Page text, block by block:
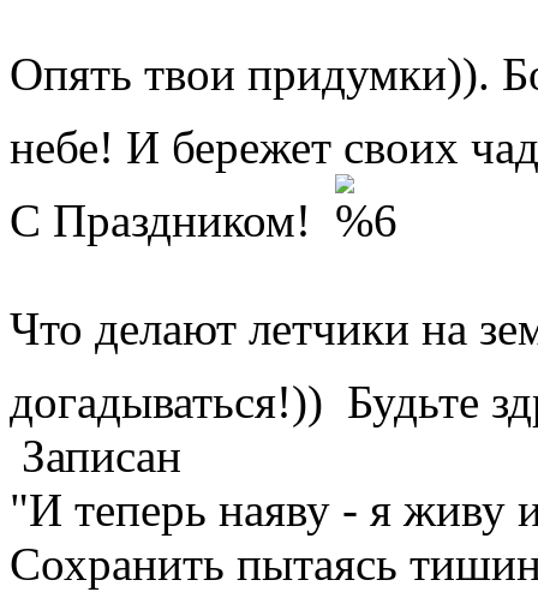
Опять твои придумки)).
небе! И бережет своих
С Праздником!
Что делают летчики на
догадываться!)) Будьте
Записан
"И теперь наяву - я живу
Сохранить пытаясь